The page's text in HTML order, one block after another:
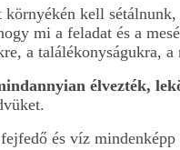
kell sétálnunk,
mi a feladat és a
a találékonyságukra,
élvezték,
és víz